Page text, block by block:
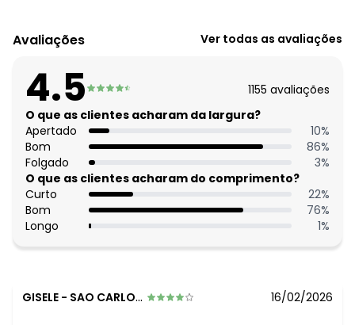
Modelagem: Justo
Comprimento da manga: Longa
Tecido: Tricô
Composição: Conforme imagem etiqueta
Histórico de preços
O preço apresentado abaixo é o menor oferecido em
algum dia do mês, para o menor tamanho disponível.
agosto/2026
julho/2026 N/D*
junho/2026 N/D*
maio/2026 N/D*
abril/2026 N/D*
Avaliações Ver todas as avaliações
4.5 1155 avaliações
O que as clientes acharam da largura?
Apertado
10%
Bom
86%
Folgado
3%
O que as clientes acharam do comprimento?
Curto
22%
Bom
76%
Longo
1%
GISELE - SAO CARLOS - SP 16/02/2026